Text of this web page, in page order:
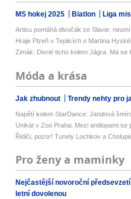
MS hokej 2025 Biatlon Liga
Artisu pomáhá divočák ze Slavie:
Hraje Plzeň v Teplicích o Martina
Zimák: Divné ticho kolem Jágra. Má se
Móda a krása
Jak zhubnout Trendy nehty pro
Napětí kolem StarDance: Jandová
Unikát v Zoo Praha: Mezi antilopami se
Řidiči, pozor! Tunely Lochkov a
Pro ženy a maminky
Nejčastější novoroční předsevzetí
letní dovolenou